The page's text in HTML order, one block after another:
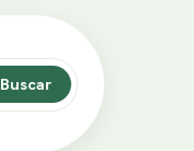
Buscar